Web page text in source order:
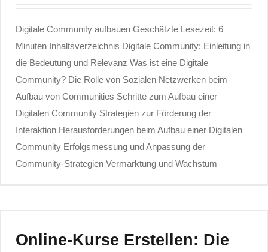
Digitale Community aufbauen Geschätzte Lesezeit: 6
Minuten Inhaltsverzeichnis Digitale Community: Einleitung in
die Bedeutung und Relevanz Was ist eine Digitale
Community? Die Rolle von Sozialen Netzwerken beim
Aufbau von Communities Schritte zum Aufbau einer
Digitalen Community Strategien zur Förderung der
Interaktion Herausforderungen beim Aufbau einer Digitalen
Community Erfolgsmessung und Anpassung der
Community-Strategien Vermarktung und Wachstum
Online-Kurse Erstellen: Die